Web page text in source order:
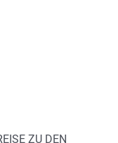
ZU DEN